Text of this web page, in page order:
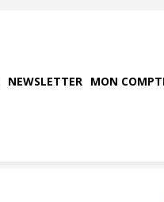
NEWSLETTER MON